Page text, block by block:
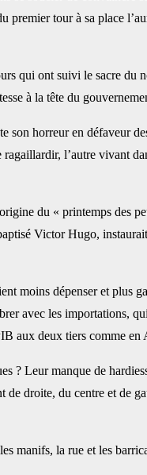
tour à sa place
qui ont suivi le sacre du
à la tête du
son horreur en défaveur
l’autre vivant
du « printemps des
Victor Hugo,
moins dépenser et plus
avec les importations,
aux deux tiers comme en
? Leur manque de
droite, du centre et de
manifs, la rue et les